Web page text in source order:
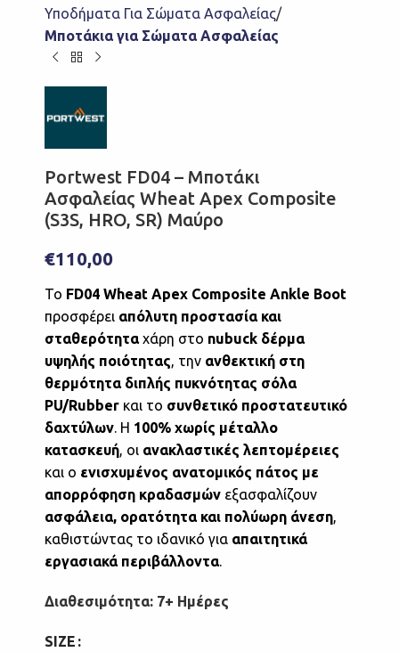
Υποδήματα Για Σώματα Ασφαλείας
Μποτάκια για Σώματα Ασφαλείας
Portwest FD04 – Μποτάκι
Ασφαλείας Wheat Apex Composite
(S3S, HRO, SR) Μαύρο
€110,00
Το FD04 Wheat Apex Composite Ankle Boot
προσφέρει απόλυτη προστασία και
σταθερότηταχάρη στο nubuck δέρμα
υψηλής ποιότητας, την ανθεκτική στη
θερμότητα διπλής πυκνότητας σόλα
PU/Rubber και το συνθετικό προστατευτικό
δαχτύλων. Η 100% χωρίς μέταλλο
κατασκευή, οι ανακλαστικές λεπτομέρειες
και ο ενισχυμένος ανατομικός πάτος με
απορρόφηση κραδασμών εξασφαλίζουν
ασφάλεια, ορατότητα και πολύωρη άνεση,
καθιστώντας το ιδανικό για απαιτητικά
εργασιακά περιβάλλοντα.
Διαθεσιμότητα: 7+ Ημέρες
SIZE